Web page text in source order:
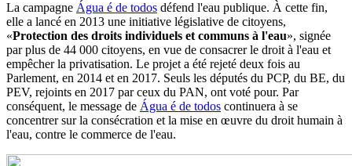
La campagne Água é de todos défend l'eau publique. À cette fin,
elle a lancé en 2013 une initiative législative de citoyens,
«Protection des droits individuels et communs à l'eau», signée
par plus de 44 000 citoyens, en vue de consacrer le droit à l'eau et
empêcher la privatisation. Le projet a été rejeté deux fois au
Parlement, en 2014 et en 2017. Seuls les députés du PCP, du BE, du
PEV, rejoints en 2017 par ceux du PAN, ont voté pour. Par
conséquent, le message de Água é de todos continuera à se
concentrer sur la consécration et la mise en œuvre du droit humain à
l'eau, contre le commerce de l'eau.